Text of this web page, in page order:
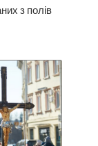
з полів